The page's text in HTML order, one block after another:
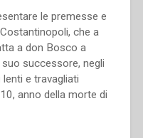
le premesse e
che a
a don Bosco a
successore, negli
e travagliati
anno della morte di